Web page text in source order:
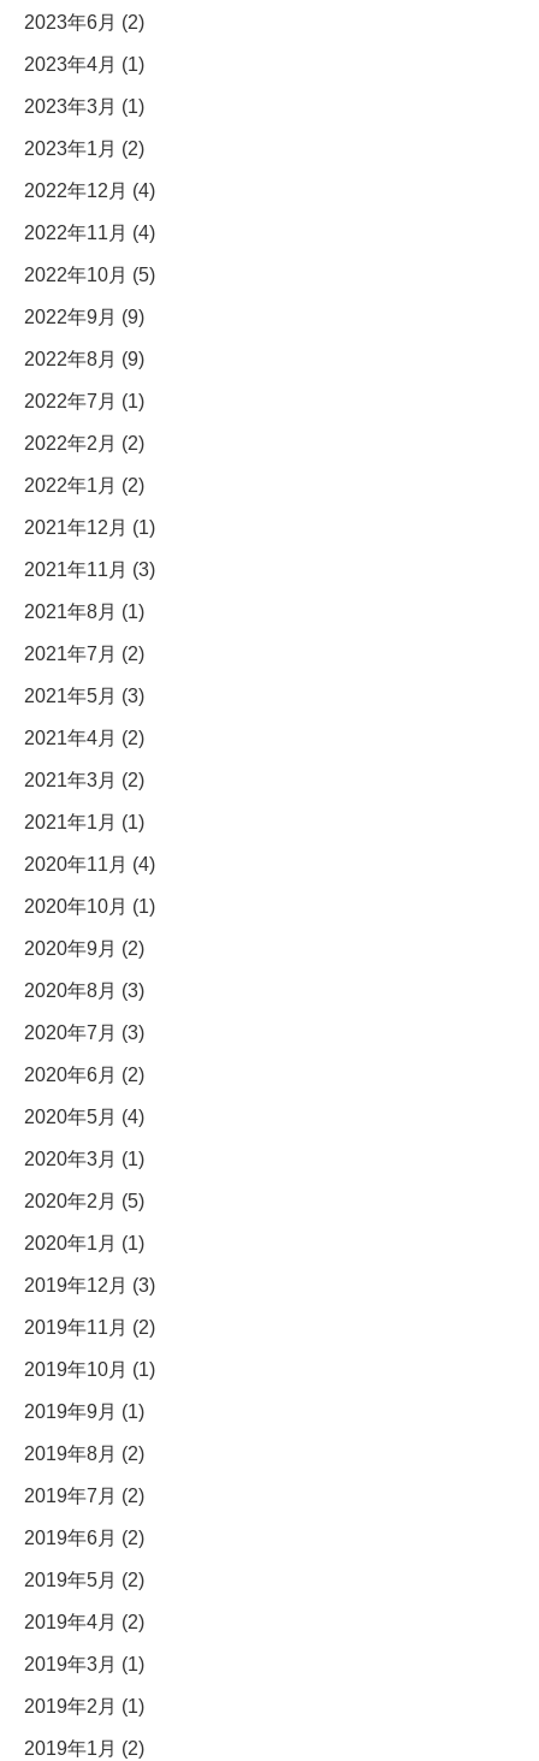
2023年6月 (2)
2023年4月 (1)
2023年3月 (1)
2023年1月 (2)
2022年12月 (4)
2022年11月 (4)
2022年10月 (5)
2022年9月 (9)
2022年8月 (9)
2022年7月 (1)
2022年2月 (2)
2022年1月 (2)
2021年12月 (1)
2021年11月 (3)
2021年8月 (1)
2021年7月 (2)
2021年5月 (3)
2021年4月 (2)
2021年3月 (2)
2021年1月 (1)
2020年11月 (4)
2020年10月 (1)
2020年9月 (2)
2020年8月 (3)
2020年7月 (3)
2020年6月 (2)
2020年5月 (4)
2020年3月 (1)
2020年2月 (5)
2020年1月 (1)
2019年12月 (3)
2019年11月 (2)
2019年10月 (1)
2019年9月 (1)
2019年8月 (2)
2019年7月 (2)
2019年6月 (2)
2019年5月 (2)
2019年4月 (2)
2019年3月 (1)
2019年2月 (1)
2019年1月 (2)